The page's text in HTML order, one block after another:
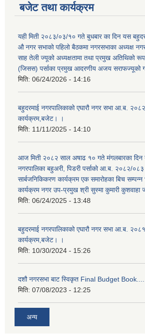
बजेट तथा कार्यक्रम
यही मिती २०८३/०३/१० गते बुधबार का दिन यस
औ नगर सभाको पहिलो बैठकमा नगरसभाका अध्यक्ष
साह तेली ज्यूको अध्यक्षतामा तथा प्रमुख अतिथिको
(जिसस) पर्साका प्रमुख आदरणीय अजय सराफज्यूको
मिति: 06/24/2026 - 14:16
बहुदरमाई नगरपालिकाको एघारौ नगर सभा आ.ब.
कार्यक्रम,बजेट। ।
मिति: 11/11/2025 - 14:10
आज मिती २०८२ साल अषाढ १० गते मंगलबारका दिन
नगरपालिका बहुअरी, पिडरी पर्साको आ.ब. २०८२/०८३
सार्बजनिकिकरण कार्यक्रम एक समारोहका बिच
कार्यक्रम नगर उप-प्रमुख श्री सुस्मा कुमारी कुशवाहा
मिति: 06/24/2025 - 13:48
बहुदरमाई नगरपालिकाको एघारौ नगर सभा आ.ब.
कार्यक्रम,बजेट। ।
मिति: 10/30/2024 - 15:26
दशौ नगरसभा बाट स्विकृत Final Budget Book....
मिति: 07/08/2023 - 12:25
अन्य